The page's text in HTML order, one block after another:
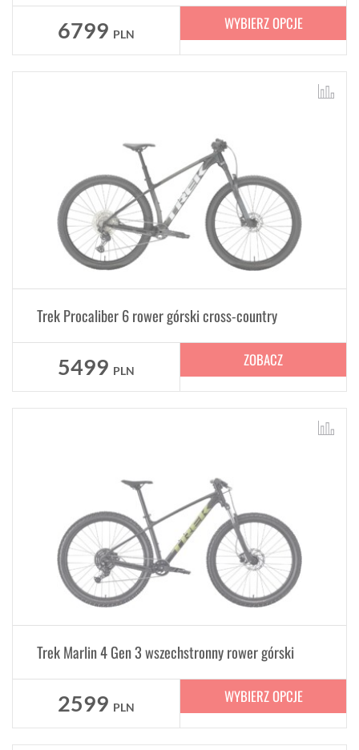
6799 PLN
WYBIERZ OPCJE
Trek Procaliber 6 rower górski cross-country
5499 PLN
ZOBACZ
Trek Marlin 4 Gen 3 wszechstronny rower górski
2599 PLN
WYBIERZ OPCJE